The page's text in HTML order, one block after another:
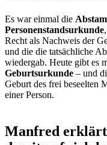
Es war einmal die
Personenstandsurkunde
Recht als Nachweis der
und die die tatsächliche
wiedergab. Heute gibt es
Geburtsurkunde – und
Geburt des frei beseelten
einer Person.
Manfred erklärt